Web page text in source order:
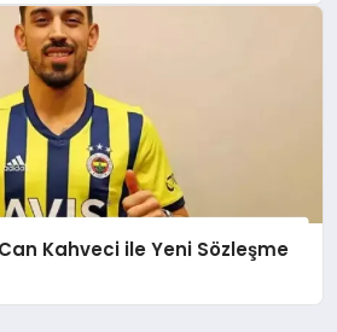
Kahveci ile Yeni Sözleşme